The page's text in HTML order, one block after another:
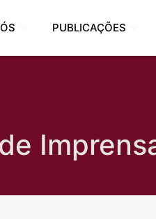
PUBLICAÇÕES